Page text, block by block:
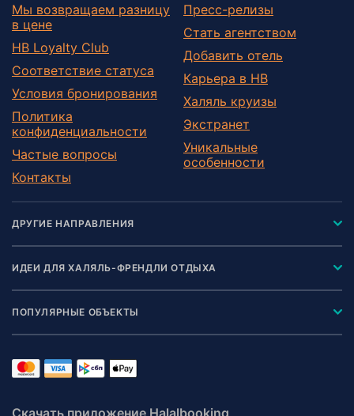
Мы возвращаем разницу
в цене
HB Loyalty Club
Соответствие статуса
Условия бронирования
Политика
конфиденциальности
Частые вопросы
Контакты
Пресс-релизы
Стать агентством
Добавить отель
Карьера в HB
Халяль круизы
Экстранет
Уникальные
особенности
ДРУГИЕ НАПРАВЛЕНИЯ
ИДЕИ ДЛЯ ХАЛЯЛЬ-ФРЕНДЛИ ОТДЫХА
ПОПУЛЯРНЫЕ ОБЪЕКТЫ
Скачать приложение Halalbooking